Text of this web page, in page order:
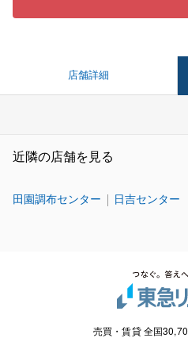
店舗詳細
近隣の店舗を見る
田園調布センター 日吉センター
売買・賃貸 全国